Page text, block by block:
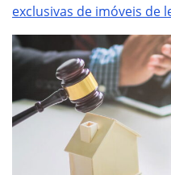
exclusivas de imóveis de